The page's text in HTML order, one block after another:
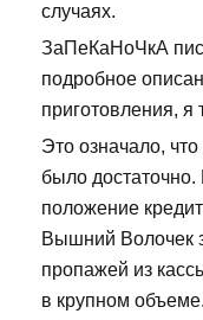
случаях.
ЗаПеКаНоЧкА
подробное
приготовления,
Это означало,
было
положение
Вышний Волочек
пропажей из
в крупном